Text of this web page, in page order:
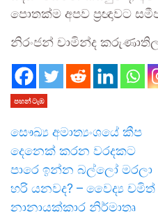
පොතක්ම අපව ප්‍රඥාවට
නිරංජන් චාමින්ද
පහන් ටැඹ
සෞඛ්‍ය අමාත්‍යංශයේ කීප
දෙනෙක් කරන වරදකට
පාරෙ ඉන්න බල්ලෝ මරලා
හරි යනවද? – වෛද්‍ය චමිත්
නානායක්කාර නිර්මාතෘ